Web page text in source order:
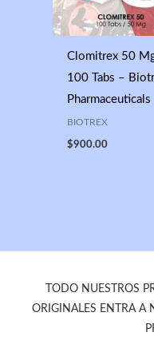
Clomitrex 50
100 Tabs –
Pharmaceuticals
BIOTREX
$900.00
TODO NUESTROS
ORIGINALES ENTRA A